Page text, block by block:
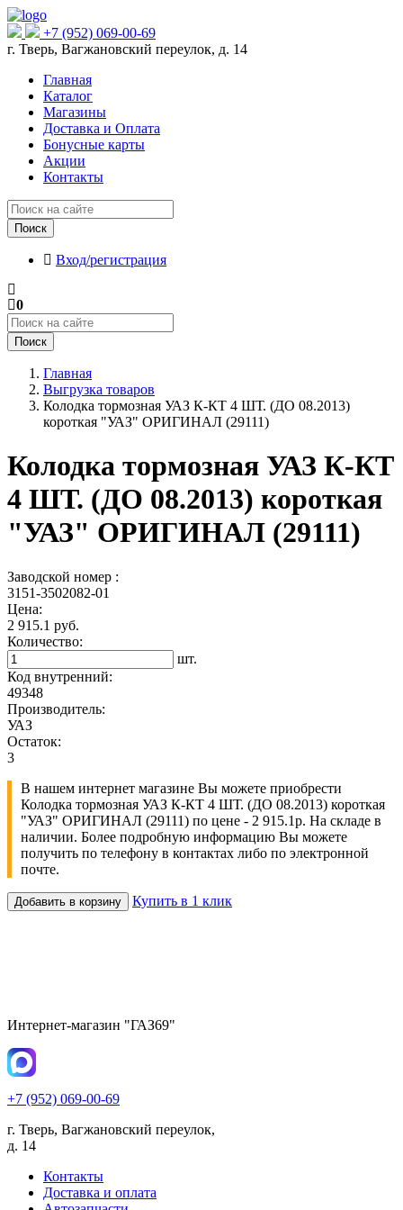
+7 (952) 069-00-69
г. Тверь, Вагжановский переулок, д. 14
Главная
Каталог
Магазины
Доставка и Оплата
Бонусные карты
Акции
Контакты
Поиск
Вход/регистрация
0
Поиск
Главная
Выгрузка товаров
Колодка тормозная УАЗ К-КТ 4 ШТ. (ДО 08.2013)
короткая "УАЗ" ОРИГИНАЛ (29111)
Колодка тормозная УАЗ К-КТ
4 ШТ. (ДО 08.2013) короткая
"УАЗ" ОРИГИНАЛ (29111)
Заводской номер :
3151-3502082-01
Цена:
2 915.1 руб.
Количество:
шт.
Код внутренний:
49348
Производитель:
УАЗ
Остаток:
3
В нашем интернет магазине Вы можете приобрести
Колодка тормозная УАЗ К-КТ 4 ШТ. (ДО 08.2013) короткая
"УАЗ" ОРИГИНАЛ (29111) по цене - 2 915.1р. На складе в
наличии. Более подробную информацию Вы можете
получить по телефону в контактах либо по электронной
почте.
Добавить в корзину Купить в 1 клик
Интернет-магазин "ГАЗ69"
+7 (952) 069-00-69
г. Тверь, Вагжановский переулок,
д. 14
Контакты
Доставка и оплата